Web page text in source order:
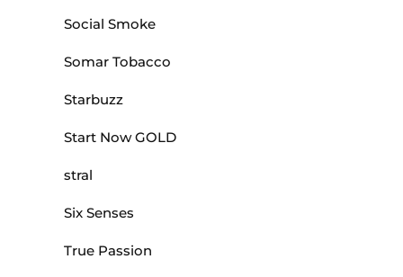
Social Smoke
Somar Tobacco
Starbuzz
Start Now GOLD
stral
Six Senses
True Passion